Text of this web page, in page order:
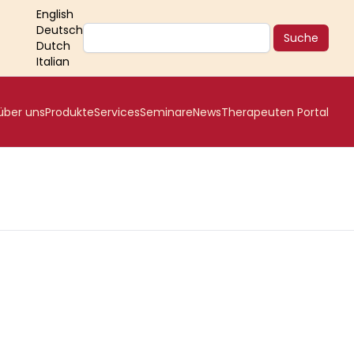
English
Deutsch
Dutch
Italian
Suche
unsProdukteServicesSeminareNewsTherapeuten Portal